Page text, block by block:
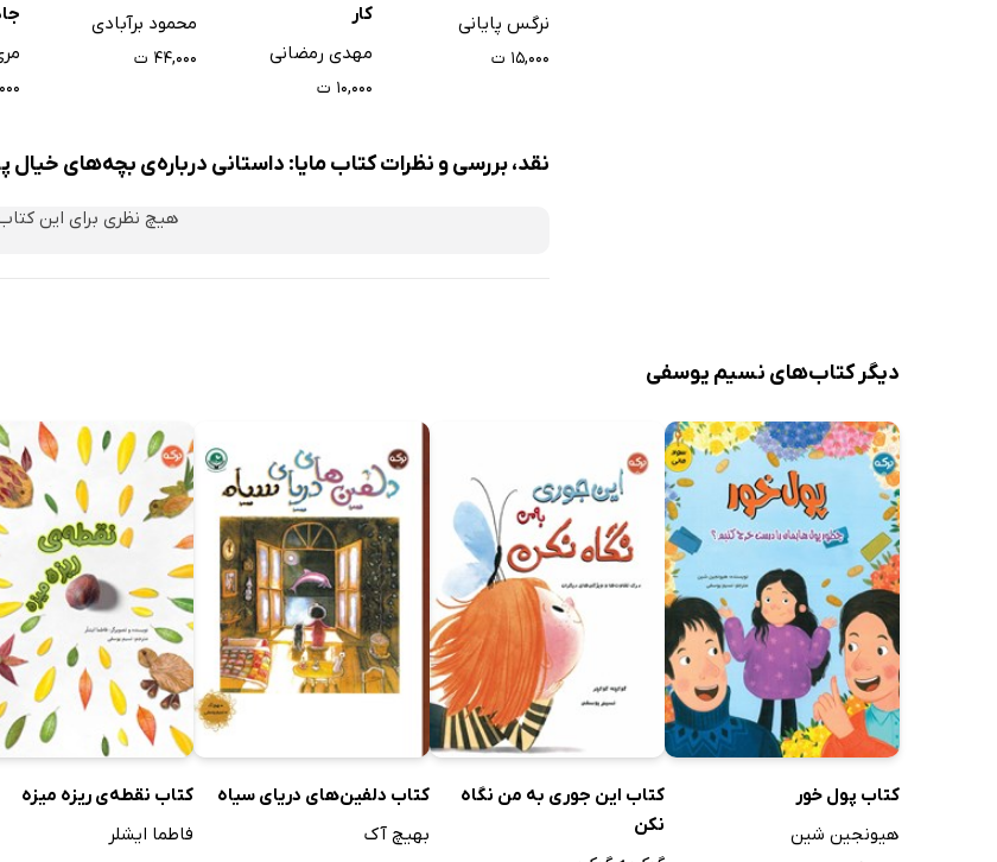
نرگس پایانی
۱۵,۰۰۰ ت
کار
مهدی رمضانی
۱۰,۰۰۰ ت
محمود برآبادی
۴۴,۰۰۰ ت
نقد، بررسی و نظرات کتاب مایا: داستانی درباره‌ی بچه‌های خیال
هیچ نظری برای این
دیگر کتاب‌های نسیم یوسفی
کتاب پول خور
هیونجین شین
کتاب این جوری به من نگاه
نکن
کتاب دلفین‌های دریای سیاه
بهیچ آک
کتاب نقطه‌ی ریزه میزه
فاطما ایشلر